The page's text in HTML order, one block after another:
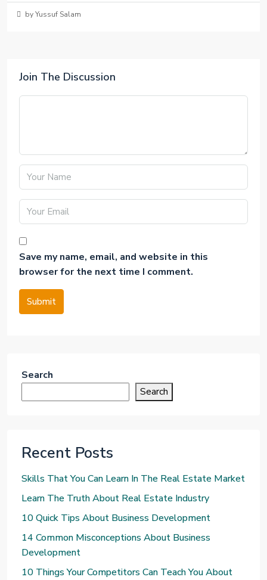
by Yussuf Salam
Join The Discussion
Save my name, email, and website in this
browser for the next time I comment.
Submit
Search
Search
Recent Posts
Skills That You Can Learn In The Real Estate Market
Learn The Truth About Real Estate Industry
10 Quick Tips About Business Development
14 Common Misconceptions About Business
Development
10 Things Your Competitors Can Teach You About